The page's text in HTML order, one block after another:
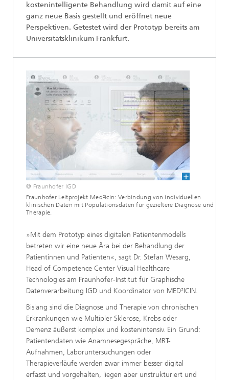
kostenintelligente Behandlung wird damit auf eine
ganz neue Basis gestellt und eröffnet neue
Perspektiven. Getestet wird der Prototyp bereits am
Universitätsklinikum Frankfurt.
© Fraunhofer IGD
Fraunhofer Leitprojekt Med²icin: Verbindung von individuellen
klinischen Daten mit Populationsdaten für gezieltere Diagnose und
Therapie.
»Mit dem Prototyp eines digitalen Patientenmodells
betreten wir eine neue Ära bei der Behandlung der
Patientinnen und Patienten«, sagt Dr. Stefan Wesarg,
Head of Competence Center Visual Healthcare
Technologies am Fraunhofer-Institut für Graphische
Datenverarbeitung IGD und Koordinator von MED²ICIN.
Bislang sind die Diagnose und Therapie von chronischen
Erkrankungen wie Multipler Sklerose, Krebs oder
Demenz äußerst komplex und kostenintensiv. Ein Grund:
Patientendaten wie Anamnesegespräche, MRT-
Aufnahmen, Laboruntersuchungen oder
Therapieverläufe werden zwar immer besser digital
erfasst und vorgehalten, liegen aber unstrukturiert und